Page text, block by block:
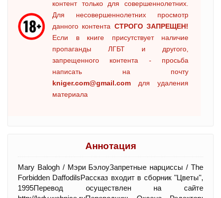
контент только для совершеннолетних.
Для несовершеннолетних просмотр
данного контента СТРОГО ЗАПРЕЩЕН!
Если в книге присутствует наличие
пропаганды ЛГБТ и другого,
запрещенного контента - просьба
написать на почту
kniger.com@gmail.com для удаления
материала
Аннотация
Mary Balogh / Мэри БэлоуЗапретные нарциссы / The
Forbidden DaffodilsРассказ входит в сборник "Цветы",
1995Перевод осуществлен на сайте